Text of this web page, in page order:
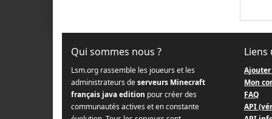
Qui sommes nous ?
Lsm.org rassemble les joueurs et les
administrateurs deserveurs Minecraft
français java edition pour créer des
communautés actives et en constante
Mon
FAQ
API